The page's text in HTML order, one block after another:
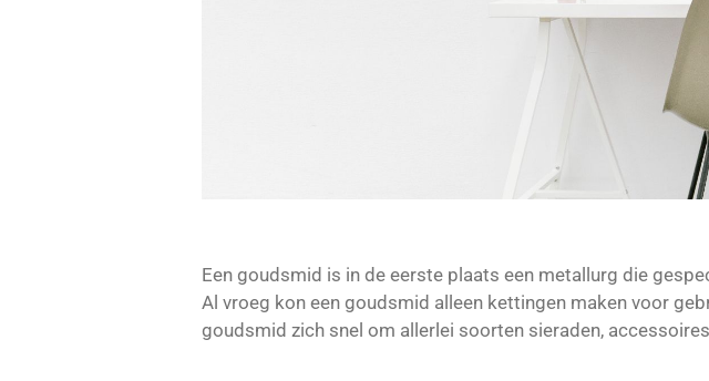
Een goudsmid is in de eerste plaats een metallurg die
Al vroeg kon een goudsmid alleen kettingen maken voor
goudsmid zich snel om allerlei soorten sieraden,